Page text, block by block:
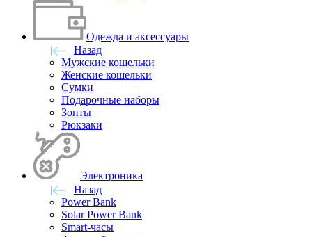
Одежда и аксессуары
Назад
Мужские кошельки
Женские кошельки
Сумки
Подарочные наборы
Зонты
Рюкзаки
Электроника
Назад
Power Bank
Solar Power Bank
Smart-часы